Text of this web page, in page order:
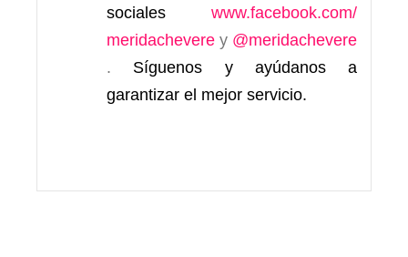
sociales
www.facebook.com/
meridachevere y @meridachevere
. Síguenos y ayúdanos a
garantizar el mejor servicio.